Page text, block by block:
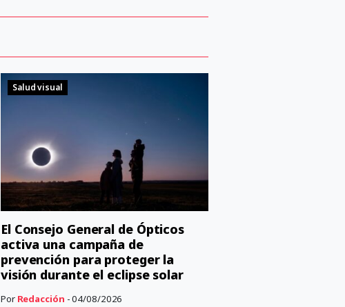
Salud visual
El Consejo General de Ópticos
activa una campaña de
prevención para proteger la
visión durante el eclipse solar
Por Redacción - 04/08/2026